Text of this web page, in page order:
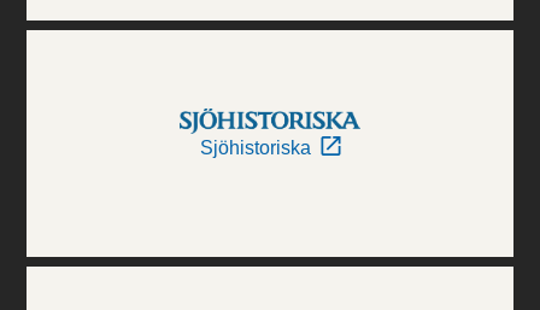
Sjöhistoriska